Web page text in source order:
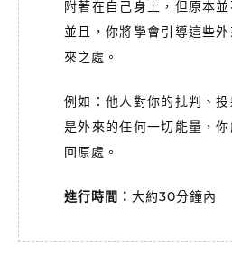
附著在自己身上，但原本並
並且，你將學會引導這些
來之處。
例如：他人對你的批判、
是外來的任何一切能量，
回原處。
進行時間： 大約30分鐘內